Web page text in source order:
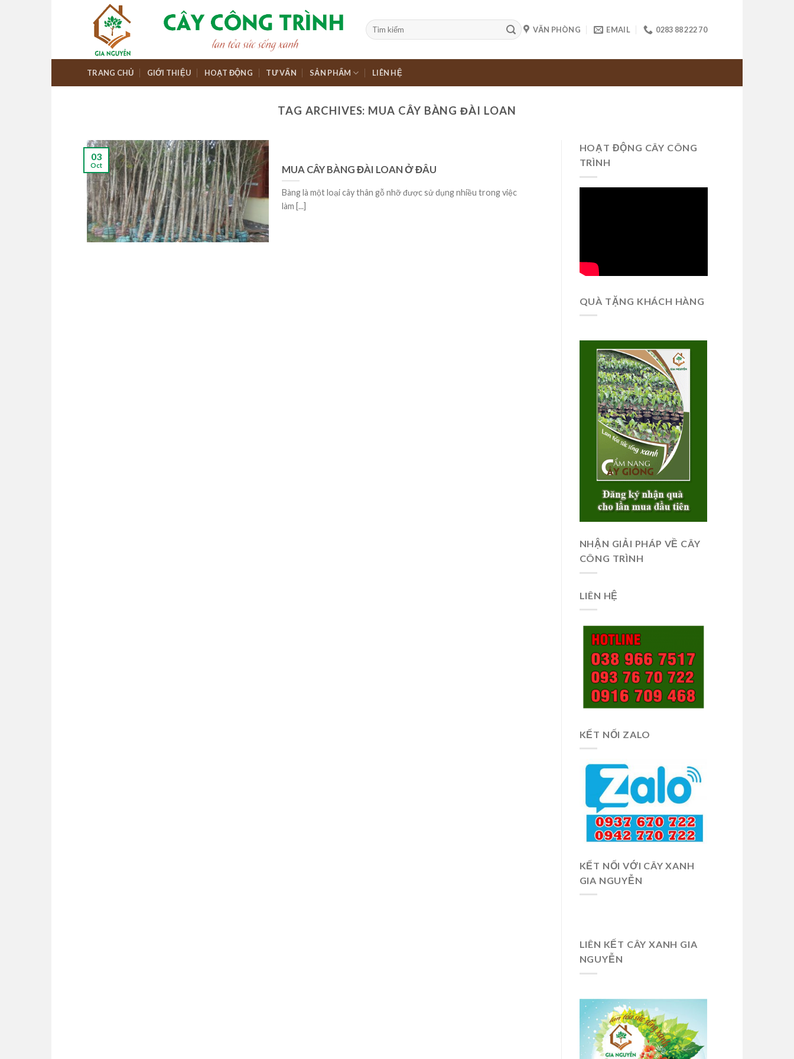
VĂN PHÒNG EMAIL 0283 88 222 70
TRANG CHỦ GIỚI THIỆU HOẠT ĐỘNG TƯ VẤN SẢN PHẨM LIÊN HỆ
TAG ARCHIVES: MUA CÂY BÀNG ĐÀI LOAN
MUA CÂY BÀNG ĐÀI LOAN Ở ĐÂU
Bàng là một loại cây thân gỗ nhỡ được sử dụng nhiều trong việc
làm [...]
03
Oct
HOẠT ĐỘNG CÂY CÔNG
TRÌNH
QUÀ TẶNG KHÁCH HÀNG
NHẬN GIẢI PHÁP VỀ CÂY
CÔNG TRÌNH
LIÊN HỆ
KẾT NỐI ZALO
KẾT NỐI VỚI CÂY XANH
GIA NGUYỄN
LIÊN KẾT CÂY XANH GIA
NGUYỄN